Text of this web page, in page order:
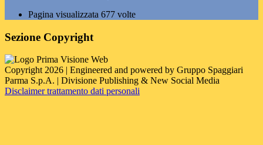
Pagina visualizzata 677 volte
Sezione Copyright
Copyright 2026 | Engineered and powered by Gruppo Spaggiari
Parma S.p.A. | Divisione Publishing & New Social Media
Disclaimer trattamento dati personali